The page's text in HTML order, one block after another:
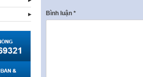
Bình luận *